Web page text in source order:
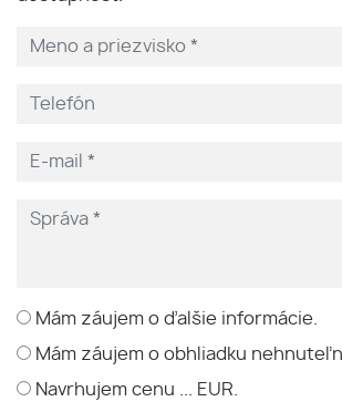
Mám záujem o ďalšie informácie.
Mám záujem o obhliadku
Navrhujem cenu ... EUR.